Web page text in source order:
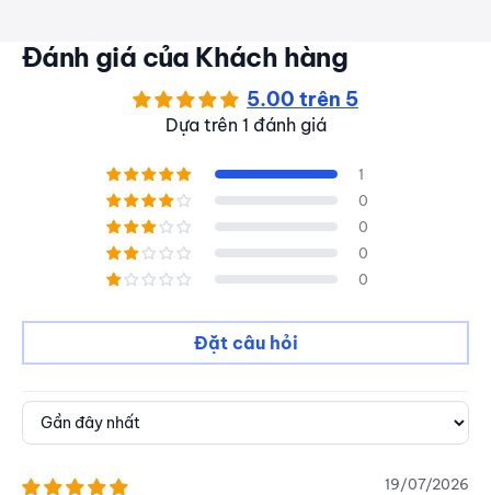
Đánh giá của Khách hàng
5.00 trên 5
Dựa trên 1 đánh giá
1
0
0
0
0
Đặt câu hỏi
Sort by
19/07/2026